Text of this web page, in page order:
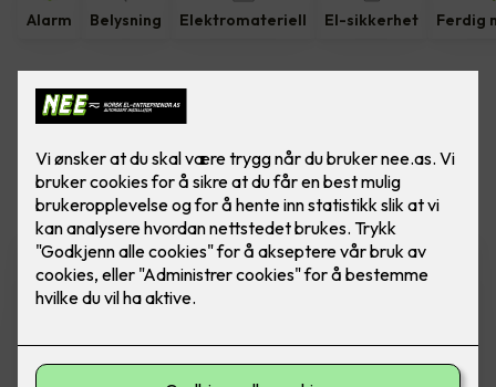
Alarm Belysning Elektromateriell El-sikkerhet Ferdig
Vis flerefiltre
Varmefolie med
isolasjonsplate - Ferdig
Varmefolie 100cm som